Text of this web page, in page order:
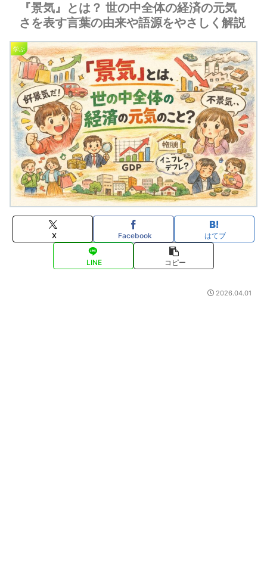
『景気』とは？ 世の中全体の経済の元気
さを表す言葉の由来や語源をやさしく解説
学ぶ
X Facebook はてブ
LINE コピー
2026.04.01